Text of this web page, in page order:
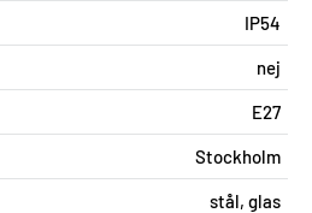
IP54
nej
E27
Stockholm
stål, glas